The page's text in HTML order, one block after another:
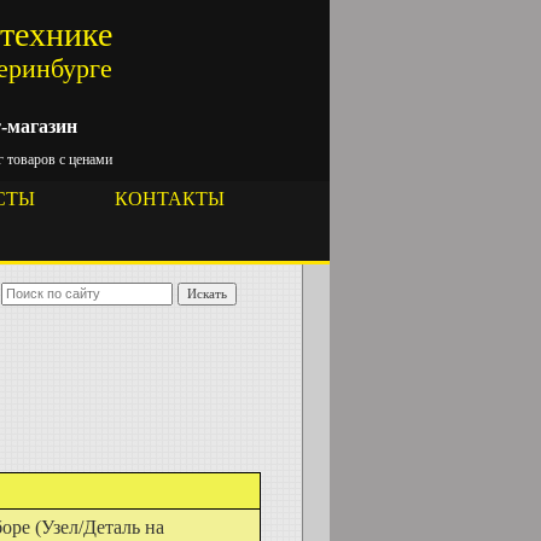
магазин
товаров с ценами
КОНТАКТЫ
Искать
(Узел/Деталь на